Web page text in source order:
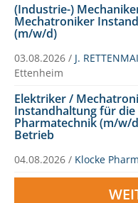
(Industrie-)
Mechatroniker
(m/w/d)
03.08.2026 / J.
Ettenheim
Elektriker /
Instandhaltung für die
Pharmatechnik (m/w/
Betrieb
04.08.2026 / Klocke